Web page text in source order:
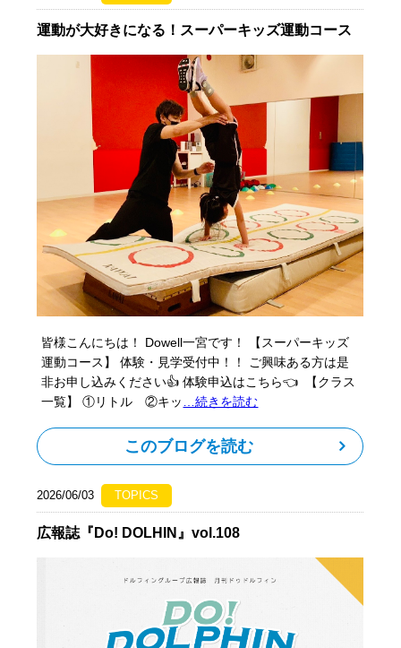
運動が大好きになる！スーパーキッズ運動コース
皆様こんにちは！ Dowell一宮です！ 【スーパーキッズ
運動コース】 体験・見学受付中！！ ご興味ある方は是
非お申し込みください👍 体験申込はこちら👈 【クラス
一覧】 ①リトル ②キッ
…続きを読む
このブログを読む
2026/06/03 TOPICS
広報誌『Do! DOLHIN』vol.108